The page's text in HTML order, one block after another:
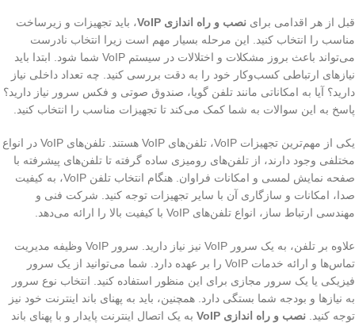
قبل از هر اقدامی برای نصب و راه اندازی VoIP
، باید تجهیزات و زیرساخت
مناسب را انتخاب کنید. این مرحله بسیار مهم است زیرا انتخاب نادرست
می‌تواند باعث بروز مشکلات و اختلالات در سیستم VoIP شما شود. ابتدا باید
نیازهای ارتباطی کسب‌وکار خود را به دقت بررسی کنید. چه تعداد داخلی نیاز
دارید؟ آیا به امکاناتی مانند تلفن گویا، صندوق صوتی و فکس سرور نیاز دارید؟
پاسخ به این سوالات به شما کمک می‌کند تا تجهیزات مناسب را انتخاب کنید.
یکی از مهم‌ترین تجهیزات VoIP، تلفن‌های VoIP هستند. تلفن‌های VoIP در انواع
مختلفی وجود دارند، از تلفن‌های رومیزی ساده گرفته تا تلفن‌های پیشرفته با
صفحه نمایش لمسی و امکانات فراوان. هنگام انتخاب تلفن VoIP، به کیفیت
صدا، امکانات و سازگاری آن با سایر تجهیزات توجه کنید. شرکت فنی و
مهندسی ارتباط ساز، انواع تلفن‌های VoIP با کیفیت بالا را ارائه می‌دهد.
علاوه بر تلفن، به یک سرور VoIP نیز نیاز دارید. سرور VoIP وظیفه مدیریت
تماس‌ها و ارائه خدمات VoIP را بر عهده دارد. شما می‌توانید از یک سرور
فیزیکی یا یک سرور مجازی برای این منظور استفاده کنید. انتخاب نوع سرور
به نیازها و بودجه شما بستگی دارد. همچنین، باید به پهنای باند اینترنت خود نیز
توجه کنید. نصب و راه اندازی VoIP
به یک اتصال اینترنت پایدار و با پهنای باند